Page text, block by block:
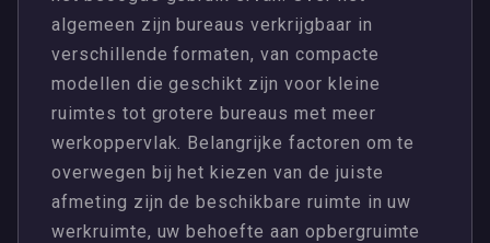
algemeen zijn bureaus verkrijgbaar in
verschillende formaten, van compacte
modellen die geschikt zijn voor kleine
ruimtes tot grotere bureaus met meer
werkoppervlak. Belangrijke factoren om te
overwegen bij het kiezen van de juiste
afmeting zijn de beschikbare ruimte in uw
werkruimte, uw behoefte aan opbergruimte